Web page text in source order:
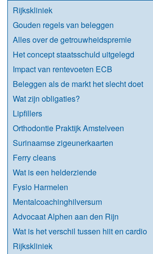
Rijkskliniek
Gouden regels van beleggen
Alles over de getrouwheidspremie
Het concept staatsschuld uitgelegd
Impact van rentevoeten ECB
Beleggen als de markt het slecht doet
Wat zijn obligaties?
Lipfillers
Orthodontie Praktijk Amstelveen
Surinaamse zigeunerkaarten
Ferry cleans
Wat is een helderziende
Fysio Harmelen
Mentalcoachinghilversum
Advocaat Alphen aan den Rijn
Wat is het verschil tussen hiit en cardio
Rijkskliniek